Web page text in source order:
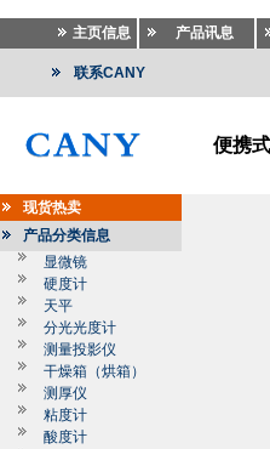
主页信息 产品讯息
联系CANY
便携
现货热卖
产品分类信息
显微镜
硬度计
天平
分光光度计
测量投影仪
干燥箱（烘箱）
测厚仪
粘度计
酸度计